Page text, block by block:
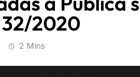
32/2020
2 Mins